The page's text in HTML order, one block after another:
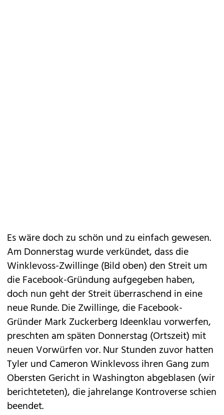
Es wäre doch zu schön und zu einfach gewesen.
Am Donnerstag wurde verkündet, dass die
Winklevoss-Zwillinge(Bild oben) den Streitum
die Facebook-Gründung aufgegeben haben,
doch nun geht der Streit überraschend in eine
neue Runde. Die Zwillinge, die Facebook-
Gründer Mark Zuckerberg Ideenklau vorwerfen,
preschten am späten Donnerstag (Ortszeit) mit
neuen Vorwürfen vor. Nur Stunden zuvor hatten
Tyler und Cameron Winklevoss ihren Gang zum
Obersten Gericht in Washington abgeblasen (wir
berichteteten), die jahrelange Kontroverse schien
beendet.